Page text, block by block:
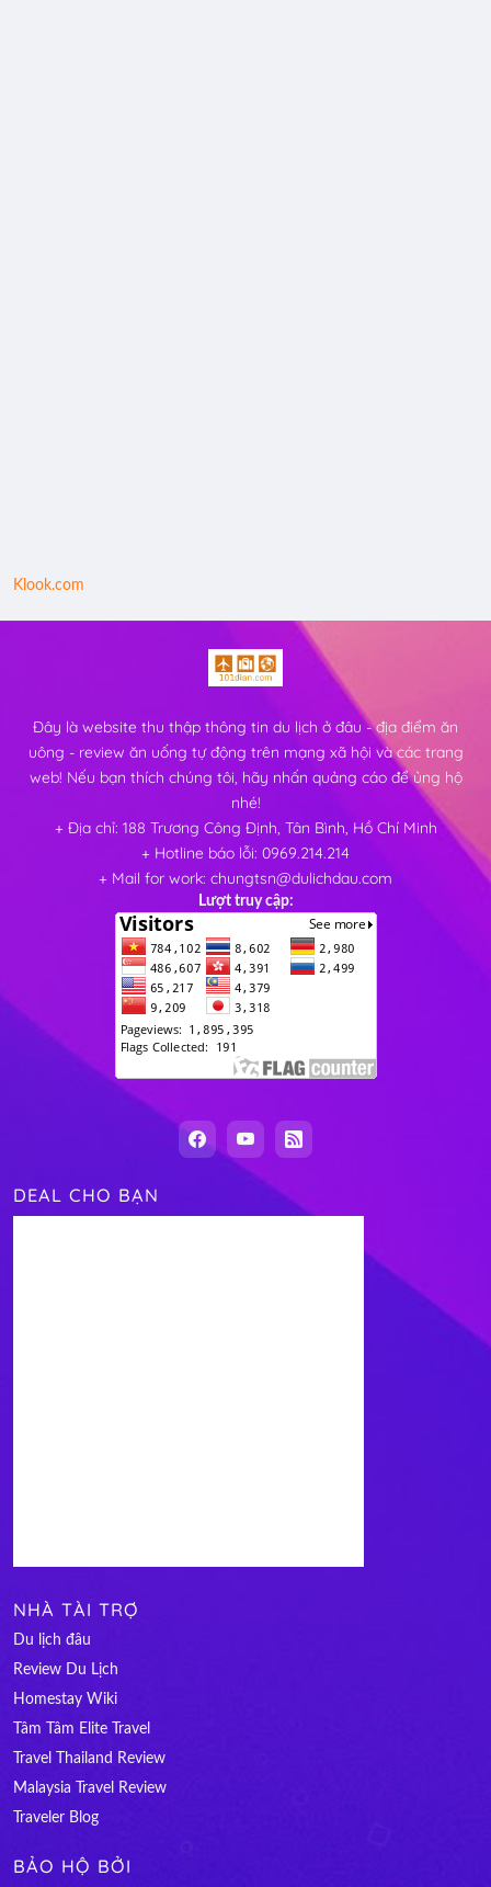
Klook.com
Đây là website thu thập thông tin du lịch ở đâu - địa điểm ăn
uông - review ăn uống tự động trên mạng xã hội và các trang
web! Nếu bạn thích chúng tôi, hãy nhấn quảng cáo để ủng hộ
nhé!
+ Địa chỉ: 188 Trương Công Định, Tân Bình, Hồ Chí Minh
+ Hotline báo lỗi: 0969.214.214
+ Mail for work: chungtsn@dulichdau.com
Lượt truy cập:
DEAL CHO BẠN
NHÀ TÀI TRỢ
Du lịch đâu
Review Du Lịch
Homestay Wiki
Tâm Tâm Elite Travel
Travel Thailand Review
Malaysia Travel Review
Traveler Blog
BẢO HỘ BỞI